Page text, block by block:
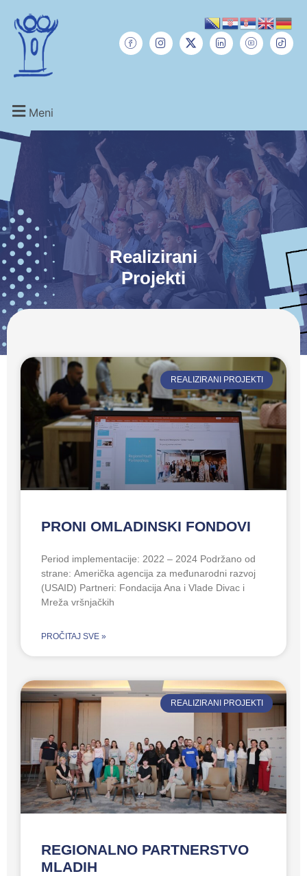
Meni
Realizirani
Projekti
REALIZIRANI PROJEKTI
PRONI OMLADINSKI FONDOVI
Period implementacije: 2022 – 2024 Podržano od
strane: Američka agencija za međunarodni razvoj
(USAID) Partneri: Fondacija Ana i Vlade Divac i
Mreža vršnjačkih
PROČITAJ SVE »
REALIZIRANI PROJEKTI
REGIONALNO PARTNERSTVO
MLADIH